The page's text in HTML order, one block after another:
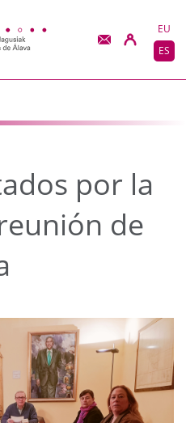
por
EU
ES
por la
de